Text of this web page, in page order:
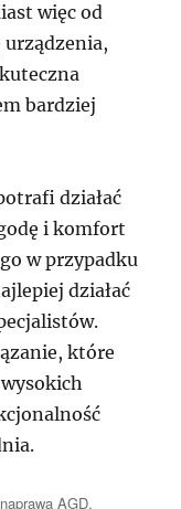
więc od
urządzenia,
bardziej
działać
i komfort
w przypadku
działać
które
AGD,